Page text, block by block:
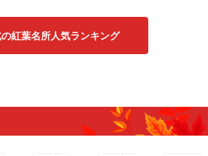
紅葉名所人気ランキング